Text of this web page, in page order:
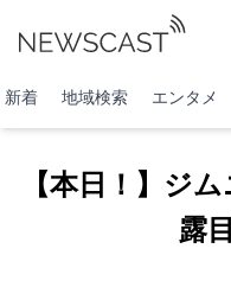
新着 地域検索 エンタメ
【本日！】ジ
露